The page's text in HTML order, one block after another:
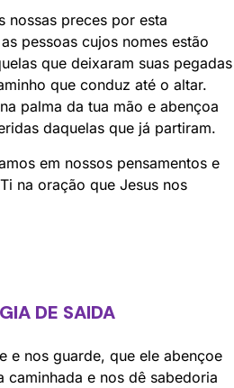
nossas preces por esta
pessoas cujos nomes estão
que deixaram suas pegadas
que conduz até o altar.
palma da tua mão e abençoa
daquelas que já partiram.
em nossos pensamentos e
na oração que Jesus nos
DE SAIDA
e nos guarde, que ele abençoe
caminhada e nos dê sabedoria